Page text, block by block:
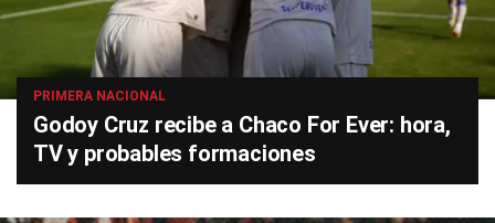
PRIMERA NACIONAL
Godoy Cruz recibe a Chaco For Ever: hora,
TV y probables formaciones